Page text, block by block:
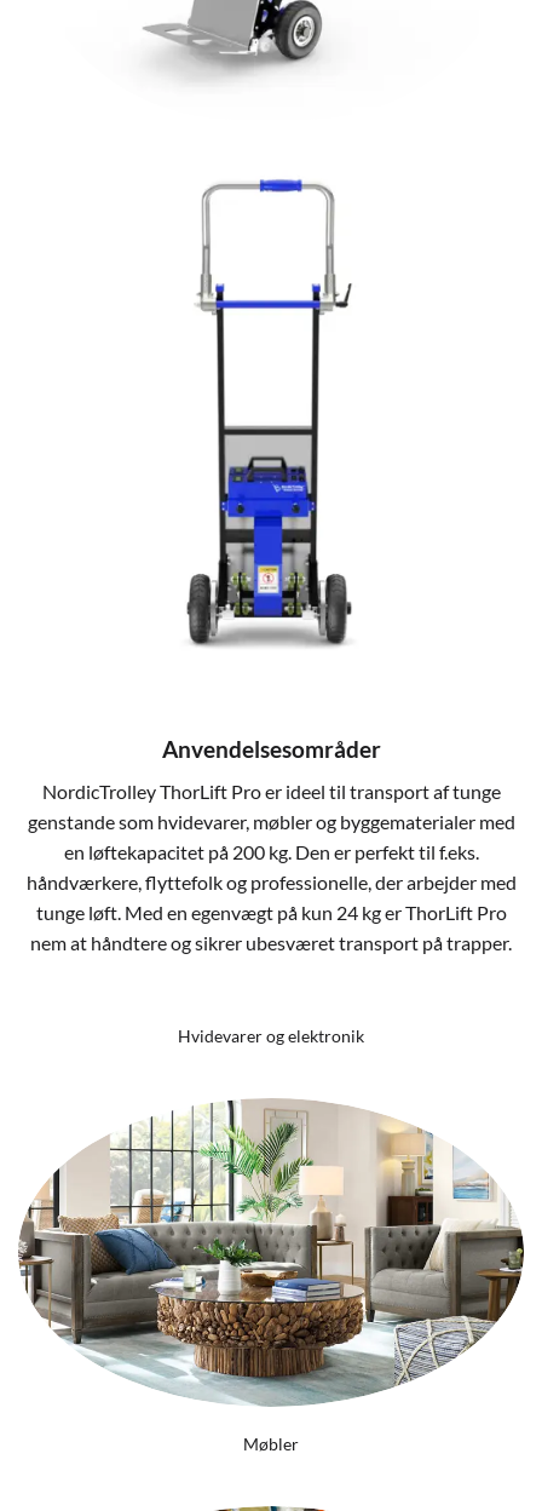
Anvendelsesområder
NordicTrolley ThorLift Pro er ideel til transport af tunge
genstande som hvidevarer, møbler og byggematerialer med
en løftekapacitet på 200 kg. Den er perfekt til f.eks.
håndværkere, flyttefolk og professionelle, der arbejder med
tunge løft. Med en egenvægt på kun 24 kg er ThorLift Pro
nem at håndtere og sikrer ubesværet transport på trapper.
Hvidevarer og elektronik
Møbler